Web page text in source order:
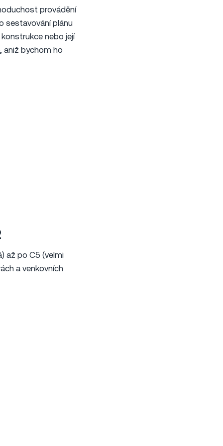
provádění
sestavování plánu
nebo její
aniž bychom ho
až po C5 (velmi
a venkovních